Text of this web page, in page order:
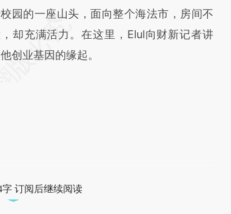
园的一座山头，面向整个海法市，房间不
却充满活力。在这里，Elul向财新记者讲
创业基因的缘起。
字 订阅后继续阅读